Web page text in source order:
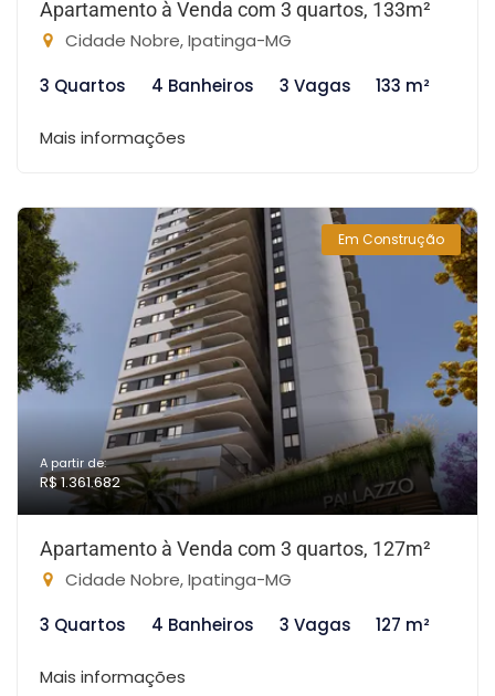
Apartamento à Venda com 3 quartos, 133m²
Cidade Nobre, Ipatinga-MG
3 Quartos
4 Banheiros 3 Vagas 133 m²
Mais informações
Em Construção
A partir de:
R$ 1.361.682
Apartamento à Venda com 3 quartos, 127m²
Cidade Nobre, Ipatinga-MG
3 Quartos
4 Banheiros 3 Vagas 127 m²
Mais informações